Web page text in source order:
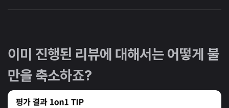
이미 진행된 리뷰에 대해서는 어떻게 불
만을 축소하죠?